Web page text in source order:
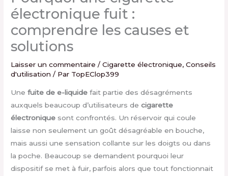
électronique fuit :
comprendre les causes et
solutions
Laisser un commentaire /Cigarette électronique,Conseils
d'utilisation / Par TopEClop399
Unefuite de e-liquide fait partie des désagréments
auxquels beaucoup d’utilisateurs decigarette
électronique sont confrontés. Un réservoir qui coule
laisse non seulement un goût désagréable en bouche,
mais aussi une sensation collante sur les doigts ou dans
la poche. Beaucoup se demandent pourquoi leur
dispositif se met à fuir, parfois alors que tout fonctionnait